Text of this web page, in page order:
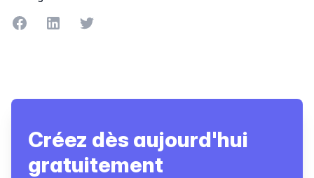
Partager sur Facebook
Partager sur LinkedIn
Partager sur Twitter
Créez dès aujourd'hui
gratuitement